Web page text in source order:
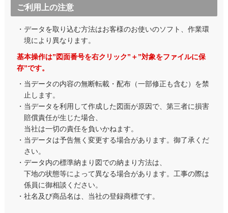
ご利用上の注意
・データを取り込む方法はお客様のお使いのソフト、作業環
境により異なります。
基本操作は”図面番号を右クリック”＋”対象をファイルに保
存”です。
・当データの内容の無断転載・配布（一部修正も含む）を禁
止します。
・当データを利用して作成した図面が原因で、第三者に損害
賠償責任が生じた場合、
当社は一切の責任を負いかねます。
・当データは予告無く変更する場合があります。御了承くだ
さい。
・データ内の標準納まり図での納まり方法は、
下地の状態等によって異なる場合があります。工事の際は
係員に御相談ください。
・社名及び商品名は、当社の登録商標です。